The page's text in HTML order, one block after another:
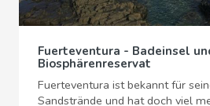
Fuerteventura - Badeinsel
Biosphärenreservat
Fuerteventura ist bekannt für
Sandstrände und hat doch viel